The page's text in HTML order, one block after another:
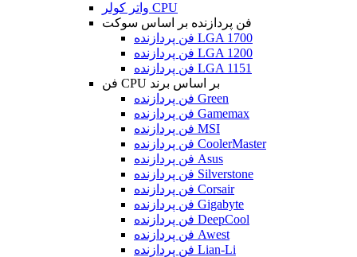
واتر کولر CPU
فن پردازنده بر اساس سوکت
فن پردازنده LGA 1700
فن پردازنده LGA 1200
فن پردازنده LGA 1151
فن CPU بر اساس برند
فن پردازنده Green
فن پردازنده Gamemax
فن پردازنده MSI
فن پردازنده CoolerMaster
فن پردازنده Asus
فن پردازنده Silverstone
فن پردازنده Corsair
فن پردازنده Gigabyte
فن پردازنده DeepCool
فن پردازنده Awest
فن پردازنده Lian-Li